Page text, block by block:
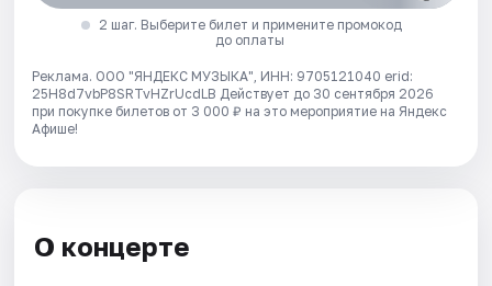
2 шаг. Выберите билет и примените промокод
до оплаты
Реклама. ООО "ЯНДЕКС МУЗЫКА", ИНН: 9705121040 erid:
25H8d7vbP8SRTvHZrUcdLB Действует до 30 сентября 2026
при покупке билетов от 3 000 ₽ на это мероприятие на Яндекс
Афише!
О концерте